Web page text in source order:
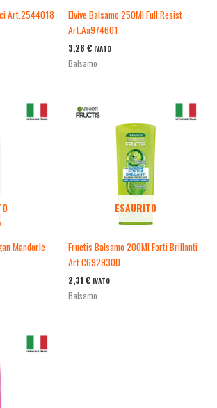
Art.2544018
Elvive Balsamo 250Ml Full Resist
Art.Aa974601
3,28 € IVATO
Balsamo
Mandorle
ESAURITO
Fructis Balsamo 200Ml Forti Brillanti
Art.C6929300
2,31 € IVATO
Balsamo